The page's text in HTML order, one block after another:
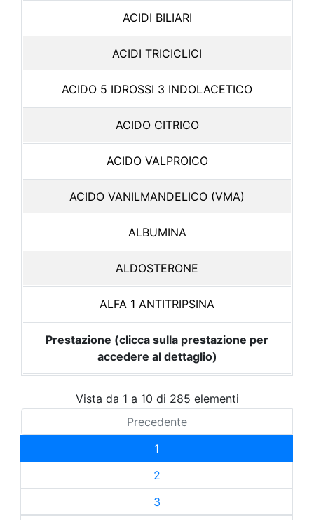
ACIDI BILIARI
ACIDI TRICICLICI
ACIDO 5 IDROSSI 3 INDOLACETICO
ACIDO CITRICO
ACIDO VALPROICO
ACIDO VANILMANDELICO (VMA)
ALBUMINA
ALDOSTERONE
ALFA 1 ANTITRIPSINA
Prestazione (clicca sulla prestazione per
accedere al dettaglio)
Vista da 1 a 10 di 285 elementi
Precedente
1
2
3